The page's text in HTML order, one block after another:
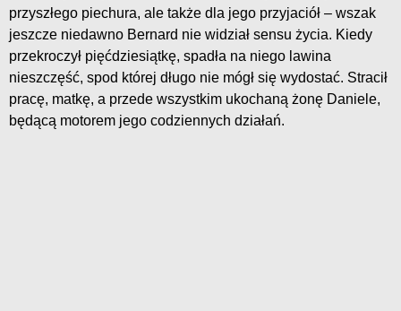
przyszłego piechura, ale także dla jego przyjaciół – wszak
jeszcze niedawno Bernard nie widział sensu życia. Kiedy
przekroczył pięćdziesiątkę, spadła na niego lawina
nieszczęść, spod której długo nie mógł się wydostać. Stracił
pracę, matkę, a przede wszystkim ukochaną żonę Daniele,
będącą motorem jego codziennych działań.